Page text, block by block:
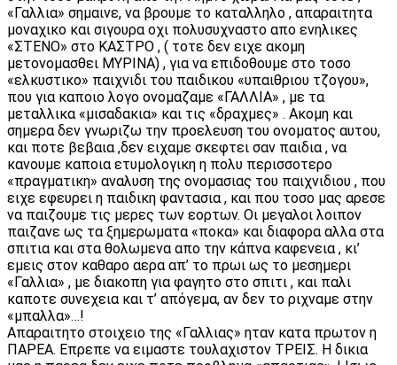
«Γαλλια» σημαινε, να βρουμε το καταλληλο , απαραιτητα
μοναχικο και σιγουρα οχι πολυσυχναστο απο ενηλικες
«ΣΤΕΝΟ» στο ΚΑΣΤΡΟ , ( τοτε δεν ειχε ακομη
μετονομασθει ΜΥΡΙΝΑ) , για να επιδοθουμε στο τοσο
«ελκυστικο» παιχνιδι του παιδικου «υπαιθριου τζογου»,
που για καποιο λογο ονομαζαμε «ΓΑΛΛΙΑ» , με τα
μεταλλικα «μισαδακια» και τις «δραχμες» . Ακομη και
σημερα δεν γνωριζω την προελευση του ονοματος αυτου,
και ποτε βεβαια ,δεν ειχαμε σκεφτει σαν παιδια , να
κανουμε καποια ετυμολογικη η πολυ περισσοτερο
«πραγματικη» αναλυση της ονομασιας του παιχνιδιου , που
ειχε εφευρει η παιδικη φαντασια , και που τοσο μας αρεσε
να παιζουμε τις μερες των εορτων. Οι μεγαλοι λοιπον
παιζανε ως τα ξημερωματα «ποκα» και διαφορα αλλα στα
σπιτια και στα θολωμενα απο την κάπνα καφενεια , κι’
εμεις στον καθαρο αερα απ’ το πρωι ως το μεσημερι
«Γαλλια» , με διακοπη για φαγητο στο σπιτι , και παλι
καποτε συνεχεια και τ’ απόγεμα, αν δεν το ριχναμε στην
«μπαλλα»…!
Απαραιτητο στοιχειο της «Γαλλιας» ηταν κατα πρωτον η
ΠΑΡΕΑ. Επρεπε να ειμαστε τουλαχιστον ΤΡΕΙΣ. Η δικια